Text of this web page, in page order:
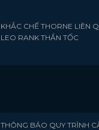
KHẮC CHẾ THORNE LIÊN
LEO RANK THẦN TỐC
THÔNG BÁO QUY TRÌNH